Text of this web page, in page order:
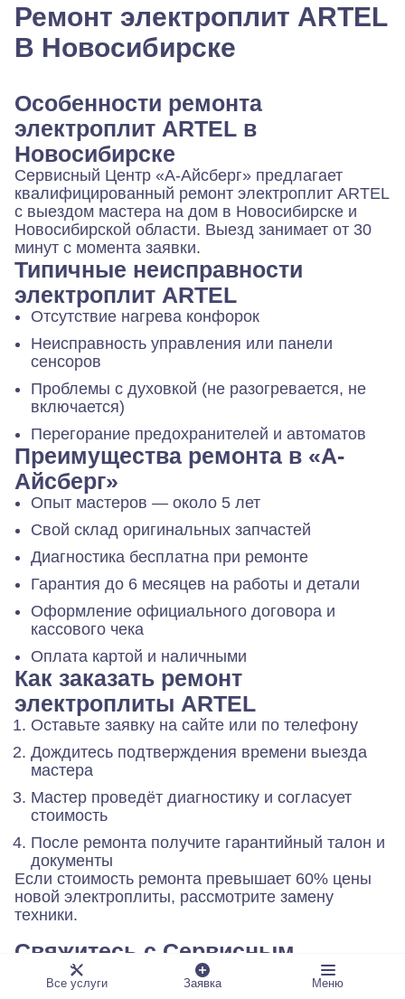
Ремонт электроплит ARTEL
В Новосибирске
Особенности ремонта
электроплит ARTEL в
Новосибирске
Сервисный Центр «А-Айсберг» предлагает
квалифицированный ремонт электроплит ARTEL
с выездом мастера на дом в Новосибирске и
Новосибирской области. Выезд занимает от 30
минут с момента заявки.
Типичные неисправности
электроплит ARTEL
Отсутствие нагрева конфорок
Неисправность управления или панели
сенсоров
Проблемы с духовкой (не разогревается, не
включается)
Перегорание предохранителей и автоматов
Преимущества ремонта в «А-
Айсберг»
Опыт мастеров — около 5 лет
Свой склад оригинальных запчастей
Диагностика бесплатна при ремонте
Гарантия до 6 месяцев на работы и детали
Оформление официального договора и
кассового чека
Оплата картой и наличными
Как заказать ремонт
электроплиты ARTEL
Оставьте заявку на сайте или по телефону
Дождитесь подтверждения времени выезда
мастера
Мастер проведёт диагностику и согласует
стоимость
После ремонта получите гарантийный талон и
документы
Если стоимость ремонта превышает 60% цены
новой электроплиты, рассмотрите замену
техники.
Свяжитесь с Сервисным
Центром «А-Айсберг» в
Все услуги Заявка Меню